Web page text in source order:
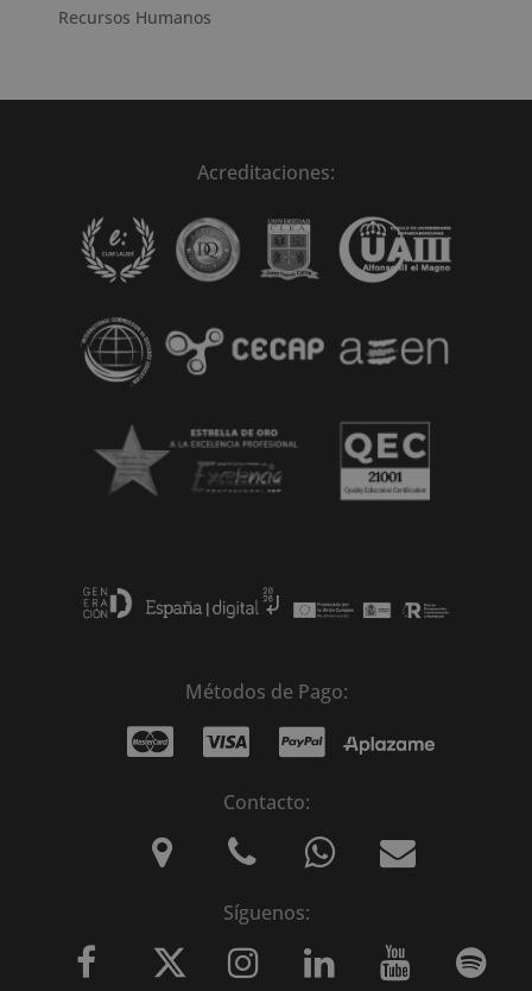
Recursos Humanos
Acreditaciones:
Métodos de Pago:
Contacto:
Síguenos: